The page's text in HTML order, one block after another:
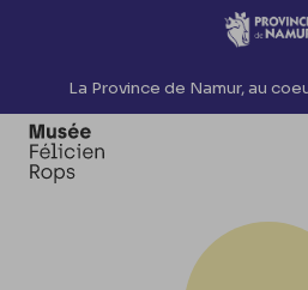
Accèder directement au
La Province de Namur, au